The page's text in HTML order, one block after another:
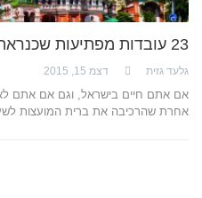
23 עובדות מפתיעות שכנראה לא ידעתם על רוסיה
גלעד גזית דצמ 15, 2015
אם אתם חיים בישראל, וגם אם אתם לא
אחרת שהרכיבה את ברית המועצות